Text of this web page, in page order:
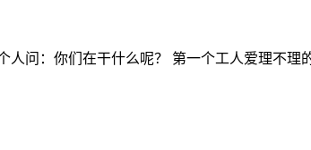
问：你们在干什么呢？ 第一个工人爱理不